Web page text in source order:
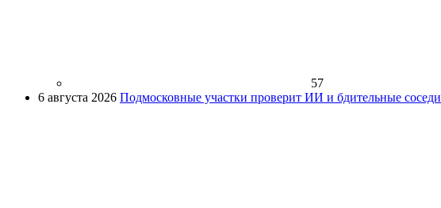
57
6 августа 2026 Подмосковные участки проверит ИИ и бдительные соседи